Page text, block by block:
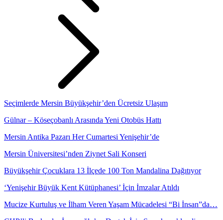
Seçimlerde Mersin Büyükşehir’den Ücretsiz Ulaşım
Gülnar – Köseçobanlı Arasında Yeni Otobüs Hattı
Mersin Antika Pazarı Her Cumartesi Yenişehir’de
Mersin Üniversitesi’nden Ziynet Sali Konseri
Büyükşehir Çocuklara 13 İlçede 100 Ton Mandalina Dağıtıyor
‘Yenişehir Büyük Kent Kütüphanesi’ İçin İmzalar Atıldı
Mucize Kurtuluş ve İlham Veren Yaşam Mücadelesi “Bi İnsan”da…